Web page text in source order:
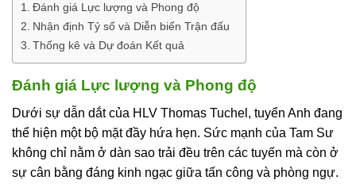
Đánh giá Lực lượng và Phong độ
Nhận định Tỷ số và Diễn biến Trận đấu
Thống kê và Dự đoán Kết quả
Đánh giá Lực lượng và Phong độ
Dưới sự dẫn dắt của HLV Thomas Tuchel, tuyển Anh đang
thể hiện một bộ mặt đầy hứa hẹn. Sức mạnh của Tam Sư
không chỉ nằm ở dàn sao trải đều trên các tuyến mà còn ở
sự cân bằng đáng kinh ngạc giữa tấn công và phòng ngự.